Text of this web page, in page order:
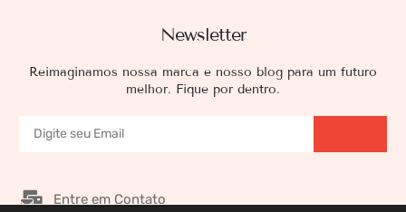
Newsletter
Reimaginamos nossa marca e nosso blog para um futuro
melhor. Fique por dentro.
Entre em Contato